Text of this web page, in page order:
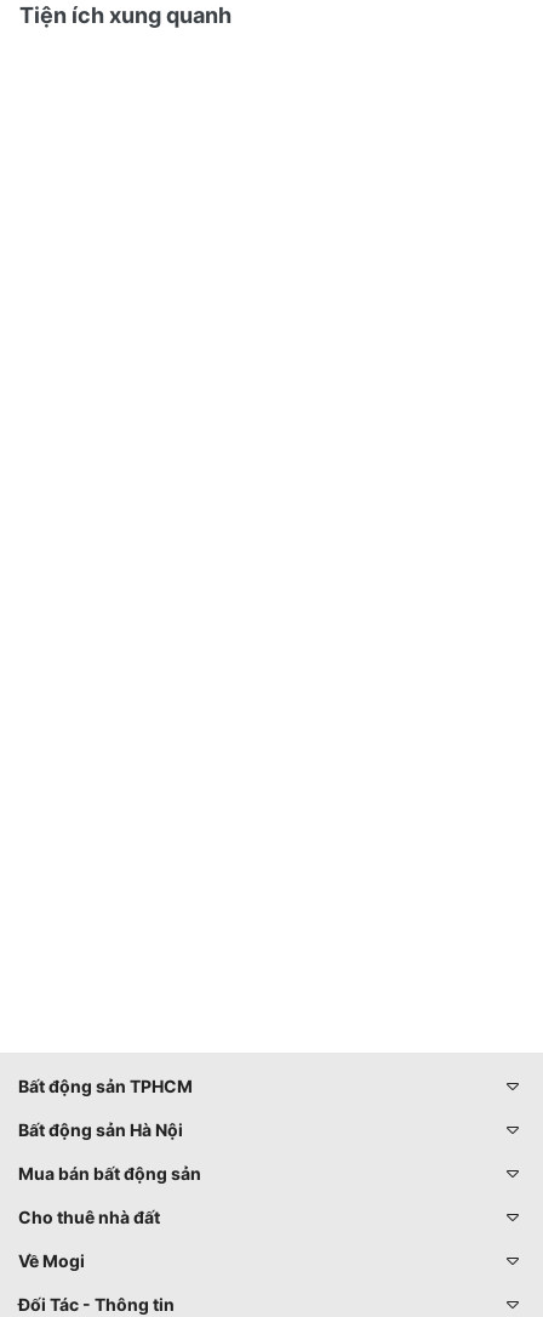
Tiện ích xung quanh
Bất động sản TPHCM
Bất động sản Hà Nội
Mua bán bất động sản
Cho thuê nhà đất
Về Mogi
Đối Tác - Thông tin